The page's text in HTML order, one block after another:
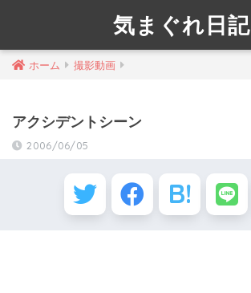
気まぐれ日記
ホーム 撮影動画
アクシデントシーン
2006/06/05